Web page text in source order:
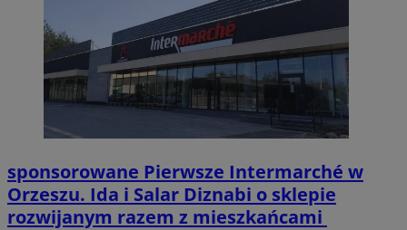
sponsorowane Pierwsze Intermarché w
Orzeszu. Ida i Salar Diznabi o sklepie
rozwijanym razem z mieszkańcami